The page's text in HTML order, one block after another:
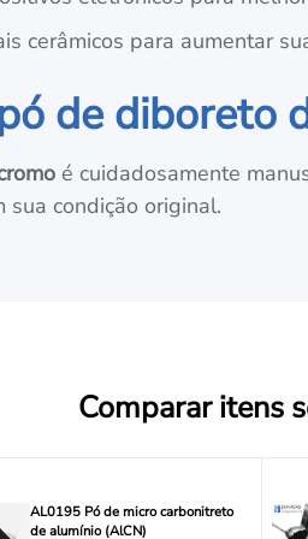
cerâmicos para aumentar
de diboreto
é cuidadosamente
condição original.
Comparar itens
AL0195 Pó de micro carbonitreto
de alumínio (AlCN)